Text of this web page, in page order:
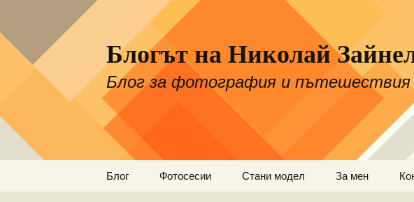
Блогът на Николай
Блог за фотография и пътешествия
Блог Фотосесии Стани модел За мен